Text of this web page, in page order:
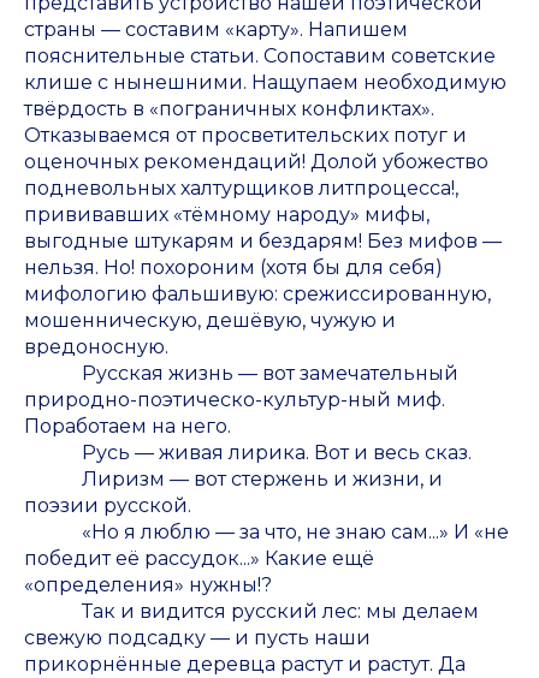
страны — составим «карту». Напишем
пояснительные статьи. Сопоставим советские
клише с нынешними. Нащупаем необходимую
твёрдость в «пограничных конфликтах».
Отказываемся от просветительских потуг и
оценочных рекомендаций! Долой убожество
подневольных халтурщиков литпроцесса!,
прививавших «тёмному народу» мифы,
выгодные штукарям и бездарям! Без мифов —
нельзя. Но! похороним (хотя бы для себя)
мифологию фальшивую: срежиссированную,
мошенническую, дешёвую, чужую и
вредоносную.
Русская жизнь — вот замечательный
природно-поэтическо-культур-ный миф.
Поработаем на него.
Русь — живая лирика. Вот и весь сказ.
Лиризм — вот стержень и жизни, и
поэзии русской.
«Но я люблю — за что, не знаю сам...» И «не
победит её рассудок...» Какие ещё
«определения» нужны!?
Так и видится русский лес: мы делаем
свежую подсадку — и пусть наши
прикорнённые деревца растут и растут. Да